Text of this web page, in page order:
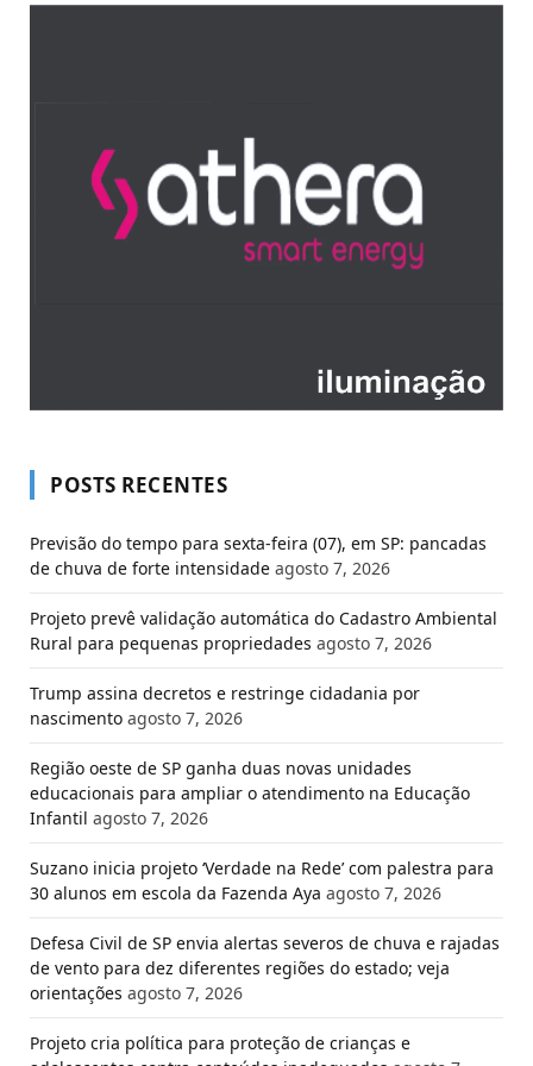
POSTS RECENTES
Previsão do tempo para sexta-feira (07), em SP: pancadas
de chuva de forte intensidade agosto 7, 2026
Projeto prevê validação automática do Cadastro Ambiental
Rural para pequenas propriedades agosto 7, 2026
Trump assina decretos e restringe cidadania por
nascimento agosto 7, 2026
Região oeste de SP ganha duas novas unidades
educacionais para ampliar o atendimento na Educação
Infantil agosto 7, 2026
Suzano inicia projeto ‘Verdade na Rede’ com palestra para
30 alunos em escola da Fazenda Aya agosto 7, 2026
Defesa Civil de SP envia alertas severos de chuva e rajadas
de vento para dez diferentes regiões do estado; veja
orientações agosto 7, 2026
Projeto cria política para proteção de crianças e